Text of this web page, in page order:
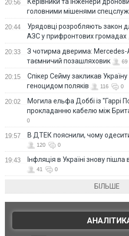
20:56
головними мішенями
20:44
Урядовці розробляють закон
АЗС у прифронтових громадах
20:33
З чотирма дверима: Mercedes-
таємничий позашляховик
69
20:15
Спікер Сейму закликав Україну
геноцидом поляків
116 0
20:02
Могила ельфа Доббі із "Гаррі
прокладанню кабелю між
0
19:57 В ДТЕК пояснили, чому
120 0
19:43 Інфляція в Україні знову
41 0
БІЛЬШЕ